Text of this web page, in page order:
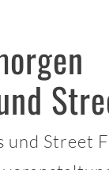
und Street